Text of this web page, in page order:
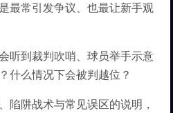
是最常引发争议、也最让新手观
听到裁判吹哨、球员举手示意
什么情况下会被判越位？
陷阱战术与常见误区的说明，